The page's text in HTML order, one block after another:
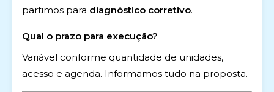
partimos para diagnóstico corretivo.
Qual o prazo para execução?
Variável conforme quantidade de unidades,
acesso e agenda. Informamos tudo na proposta.